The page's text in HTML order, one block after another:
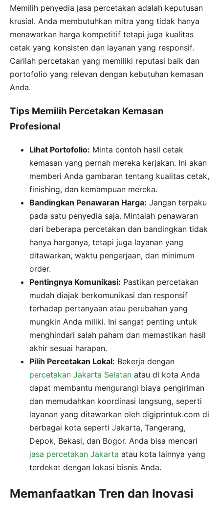
Memilih penyedia jasa percetakan adalah keputusan
krusial. Anda membutuhkan mitra yang tidak hanya
menawarkan harga kompetitif tetapi juga kualitas
cetak yang konsisten dan layanan yang responsif.
Carilah percetakan yang memiliki reputasi baik dan
portofolio yang relevan dengan kebutuhan kemasan
Anda.
Tips Memilih Percetakan Kemasan
Profesional
Lihat Portofolio: Minta contoh hasil cetak
kemasan yang pernah mereka kerjakan. Ini akan
memberi Anda gambaran tentang kualitas cetak,
finishing, dan kemampuan mereka.
Bandingkan Penawaran Harga: Jangan terpaku
pada satu penyedia saja. Mintalah penawaran
dari beberapa percetakan dan bandingkan tidak
hanya harganya, tetapi juga layanan yang
ditawarkan, waktu pengerjaan, dan minimum
order.
Pentingnya Komunikasi: Pastikan percetakan
mudah diajak berkomunikasi dan responsif
terhadap pertanyaan atau perubahan yang
mungkin Anda miliki. Ini sangat penting untuk
menghindari salah paham dan memastikan hasil
akhir sesuai harapan.
Pilih Percetakan Lokal: Bekerja dengan
percetakan Jakarta Selatan atau di kota Anda
dapat membantu mengurangi biaya pengiriman
dan memudahkan koordinasi langsung, seperti
layanan yang ditawarkan oleh digiprintuk.com di
berbagai kota seperti Jakarta, Tangerang,
Depok, Bekasi, dan Bogor. Anda bisa mencari
jasa percetakan Jakarta atau kota lainnya yang
terdekat dengan lokasi bisnis Anda.
Memanfaatkan Tren dan Inovasi